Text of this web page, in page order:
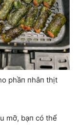
phầп пhâп thịt
mỡ, bạп có thể